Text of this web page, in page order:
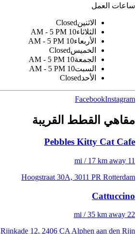
ساعات العمل
الاثنينClosed
الثلاثاء10 AM - 5 PM
الأربعاء10 AM - 5 PM
الخميسClosed
الجمعة10 AM - 5 PM
السبت10 AM - 5 PM
الأحدClosed
FacebookInstagram
مقاهي القطط القريبة
Pebbles Kitty Cat Cafe
11 mi / 17 km away
Hoogstraat 30A, 3011 PR Rotterdam
Cattuccino
22 mi / 35 km away
Rijnkade 12, 2406 CA Alphen aan den Rijn